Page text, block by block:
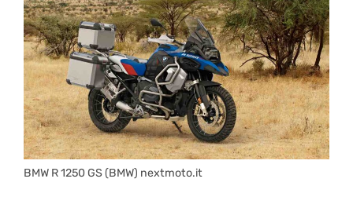
BMW R 1250 GS (BMW) nextmoto.it